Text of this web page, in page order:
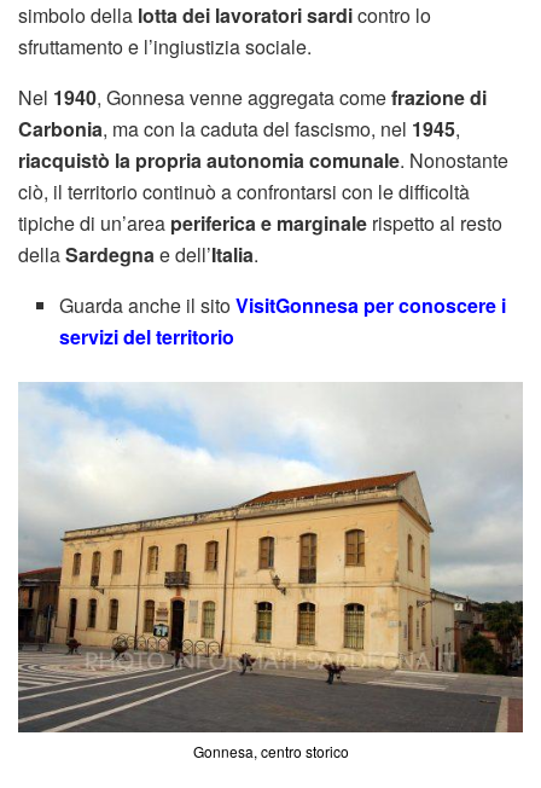
simbolo della lotta dei lavoratori sardicontro lo
sfruttamento e l’ingiustizia sociale.
Nel 1940, Gonnesa venne aggregata comefrazione di
Carbonia, ma con la caduta del fascismo, nel 1945,
riacquistò la propria autonomia comunale. Nonostante
ciò, il territorio continuò a confrontarsi con le difficoltà
tipiche di un’area periferica e marginale rispetto al resto
dellaSardegnae dell’Italia.
Guarda anche il sitoVisitGonnesa per conoscere i
servizi del territorio
Gonnesa, centro storico